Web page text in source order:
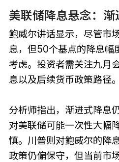
美联储降息悬念：
鲍威尔讲话显示，尽管市
息，但50个基点的降息幅
考虑。投资者需关注九月
息以及后续货币政策路径。
分析师指出，渐进式降息
对美联储可能一次性大幅
慎。川普则对鲍威尔的降
政策仍偏保守，但当前市